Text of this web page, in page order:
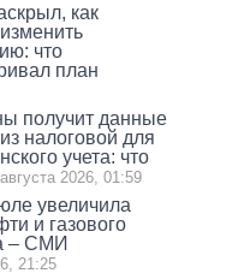
как
что
план
получит данные
налоговой для
учета: что
2026, 01:59
увеличила
и газового
– СМИ
21:25